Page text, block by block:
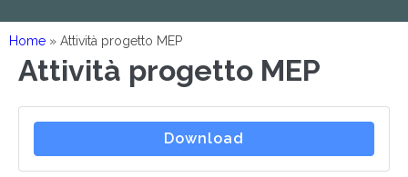
Home » Attività progetto MEP
Attività progetto MEP
Download